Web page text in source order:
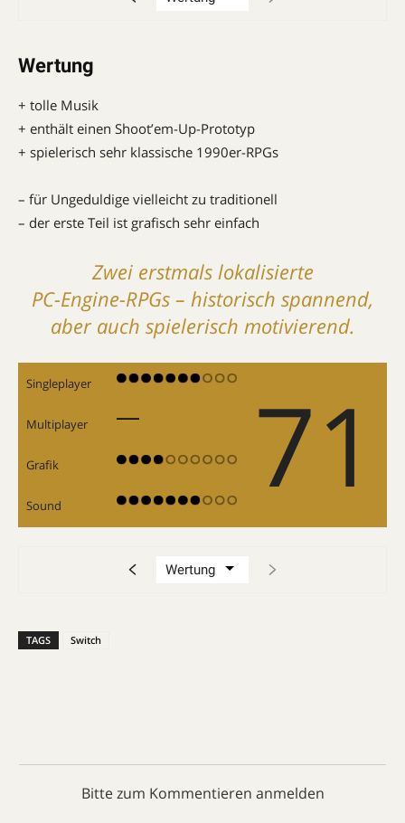
Wertung
+ tolle Musik
+ enthält einen Shoot’em-Up-Prototyp
+ spielerisch sehr klassische 1990er-RPGs
– für Ungeduldige vielleicht zu traditionell
– der erste Teil ist grafisch sehr einfach
Zwei erstmals lokalisierte
PC-Engine-RPGs – historisch spannend,
aber auch spielerisch motivierend.
Singleplayer 71
Multiplayer
Grafik
Sound
TAGS Switch
Bitte zum Kommentieren anmelden